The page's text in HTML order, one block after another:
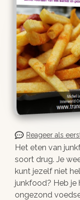
Reageer als
Het eten van
soort drug. Je
kunt jezelf niet
junkfood? Heb je
ongezond